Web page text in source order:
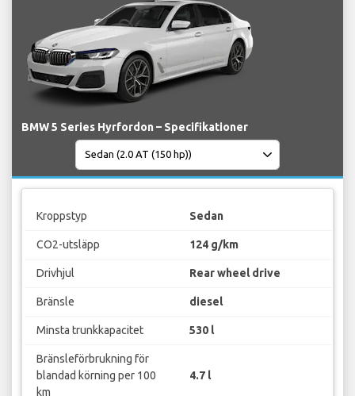
BMW 5 Series Hyrfordon – Specifikationer
Kroppstyp Sedan
CO2-utsläpp 124 g/km
Drivhjul Rear wheel drive
Bränsle diesel
Minsta trunkkapacitet 530 l
Bränsleförbrukning för
blandad körning per 100
km
4.7 l